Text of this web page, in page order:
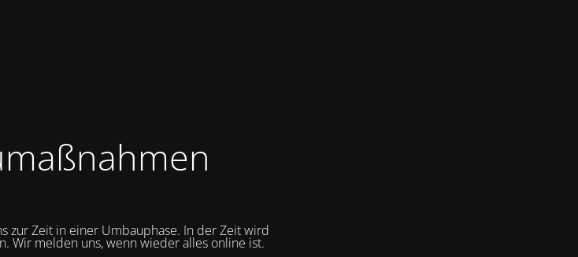
zur Zeit in einer Umbauphase. In der Zeit wird
Wir melden uns, wenn wieder alles online ist.